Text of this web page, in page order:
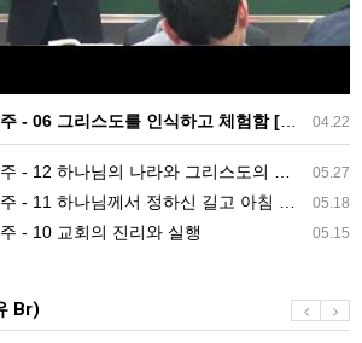
04.22
그리스도를 인식하고 체험함 [새 신자 목양 12주]
05.27
하나님의 나라와 그리스도의 다시 오심
05.18
11 하나님께서 정하신 길고 아침 부흥
05.15
- 10 교회의 진리와 실행
Br)